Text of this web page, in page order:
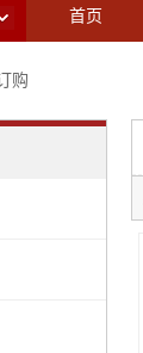
首页
购